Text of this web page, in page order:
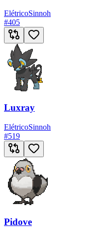
ElétricoSinnoh
#405
Luxray
ElétricoSinnoh
#519
Pidove